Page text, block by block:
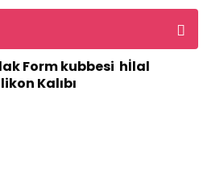
Form kubbesi hİlal
Kalıbı